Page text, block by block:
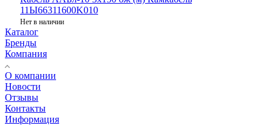
11Ы66311600K010
Нет в наличии
Каталог
Бренды
Компания
О компании
Новости
Отзывы
Контакты
Информация